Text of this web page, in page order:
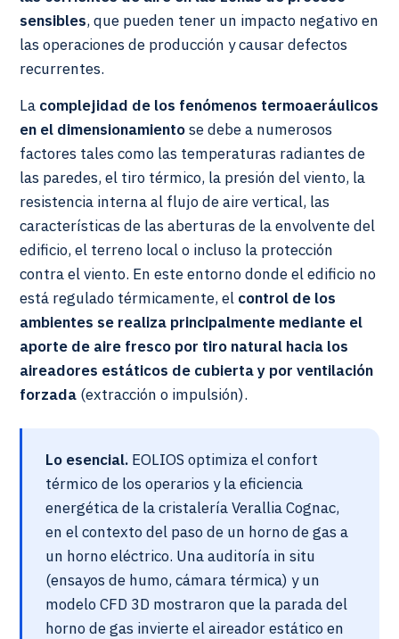
sensibles, que pueden tener un impacto negativo en
las operaciones de producción y causar defectos
recurrentes.
La complejidad de los fenómenos termoaeráulicos
en el dimensionamientose debe a numerosos
factores tales como las temperaturas radiantes de
las paredes, el tiro térmico, la presión del viento, la
resistencia interna al flujo de aire vertical, las
características de las aberturas de la envolvente del
edificio, el terreno local o incluso la protección
contra el viento. En este entorno donde el edificio no
está regulado térmicamente, el control de los
ambientes se realiza principalmente mediante el
aporte de aire fresco por tiro natural hacia los
aireadores estáticos de cubierta y por ventilación
forzada (extracción o impulsión).
Lo esencial. EOLIOS optimiza el confort
térmico de los operarios y la eficiencia
energética de la cristalería Verallia Cognac,
en el contexto del paso de un horno de gas a
un horno eléctrico. Una auditoría in situ
(ensayos de humo, cámara térmica) y un
modelo CFD 3D mostraron que la parada del
horno de gas invierte el aireador estático en